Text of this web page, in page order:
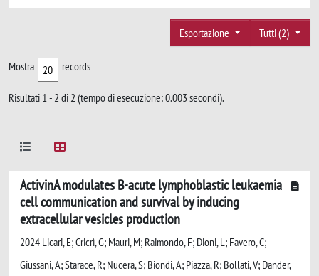
Tutti (2)
Esportazione
Mostra records
Risultati 1 - 2 di 2 (tempo di esecuzione: 0.003 secondi).
ActivinA modulates B-acute lymphoblastic leukaemia
cell communication and survival by inducing
extracellular vesicles production
2024 Licari, E; Cricrì, G; Mauri, M; Raimondo, F; Dioni, L; Favero, C;
Giussani, A; Starace, R; Nucera, S; Biondi, A; Piazza, R; Bollati, V; Dander,